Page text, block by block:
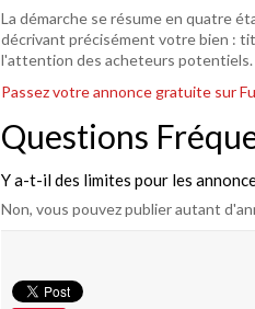
La démarche se résume en quatre
décrivant précisément votre bien :
l'attention des acheteurs potentiels.
Passez votre annonce gratuite sur
Questions
Y a-t-il des limites pour les
Non, vous pouvez publier autant